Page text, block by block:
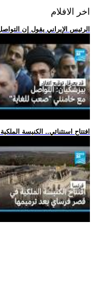
اخر الافلام
.. الرئيس الإيراني يقول إن
.. افتتاح استثنائي.. الكنيسة